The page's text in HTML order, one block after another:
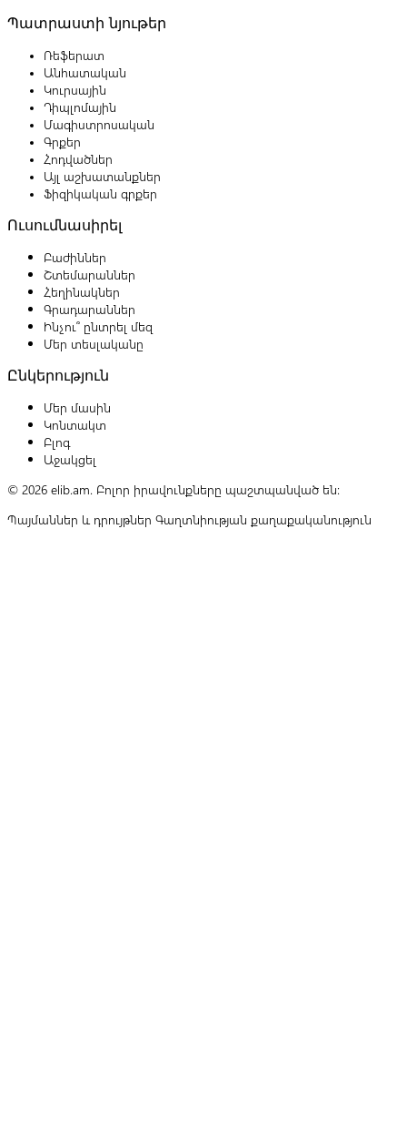
Պատրաստի նյութեր
Ռեֆերատ
Անհատական
Կուրսային
Դիպլոմային
Մագիստրոսական
Գրքեր
Հոդվածներ
Այլ աշխատանքներ
Ֆիզիկական գրքեր
Ուսումնասիրել
Բաժիններ
Շտեմարաններ
Հեղինակներ
Գրադարաններ
Ինչու՞ ընտրել մեզ
Մեր տեսլականը
Ընկերություն
Մեր մասին
Կոնտակտ
Բլոգ
Աջակցել
© 2026 elib.am. Բոլոր իրավունքները պաշտպանված են:
Պայմաններ և դրույթներ Գաղտնիության քաղաքականություն